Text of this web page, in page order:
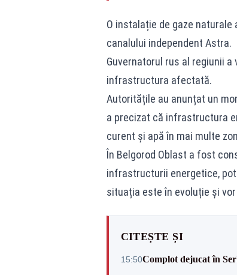
O instalație de gaze
canalului independent Astra.
Guvernatorul rus al regiunii
infrastructura afectată.
Autoritățile au anunțat un
a precizat că infrastructura
curent și apă în mai multe
În Belgorod Oblast a fost
infrastructurii energetice,
situația este în evoluție și
CITEȘTE ȘI
15:50Complot dejucat în